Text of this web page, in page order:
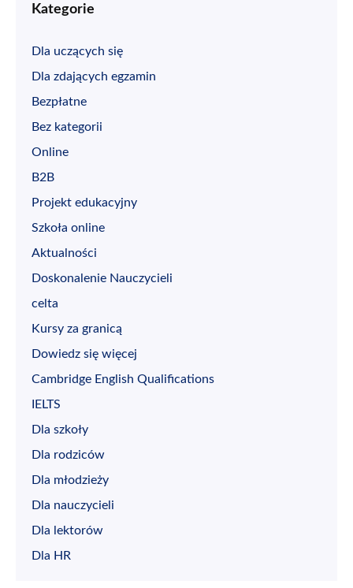
Kategorie
Dla uczących się
Dla zdających egzamin
Bezpłatne
Bez kategorii
Online
B2B
Projekt edukacyjny
Szkoła online
Aktualności
Doskonalenie Nauczycieli
celta
Kursy za granicą
Dowiedz się więcej
Cambridge English Qualifications
IELTS
Dla szkoły
Dla rodziców
Dla młodzieży
Dla nauczycieli
Dla lektorów
Dla HR